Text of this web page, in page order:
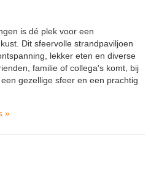
is dé plek voor een
Dit sfeervolle strandpaviljoen
lekker eten en diverse
familie of collega's komt, bij
gezellige sfeer en een prachtig
»